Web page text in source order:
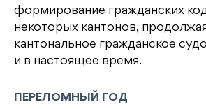
формирование гражданских
некоторых кантонов,
кантональное гражданское
и в настоящее время.
ПЕРЕЛОМНЫЙ ГОД